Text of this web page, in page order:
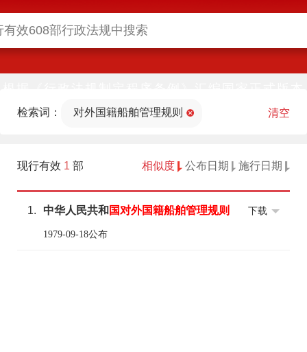
法部官网)同步公布
检索词： 对外国籍船舶管理规则 清空
现行有效 1 部 相似度 公布日期 施行日期
1. 中华人民共和 国对外国籍船舶管理规则
1979-09-18公布
下载